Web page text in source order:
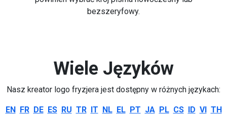
bezszeryfowy.
Wiele Języków
Nasz kreator logo fryzjera jest dostępny w różnych językach:
EN FR DE ES RU TR IT NL EL PT JA PL CS ID VI TH